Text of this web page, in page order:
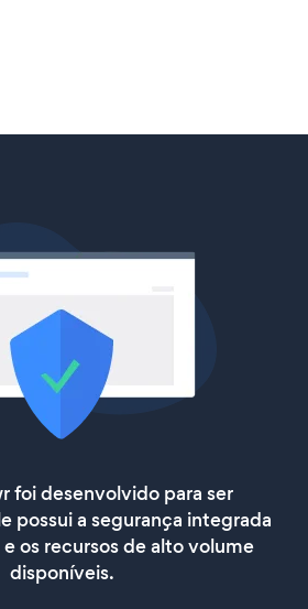
foi desenvolvido para ser
possui a segurança integrada
os recursos de alto volume
disponíveis.